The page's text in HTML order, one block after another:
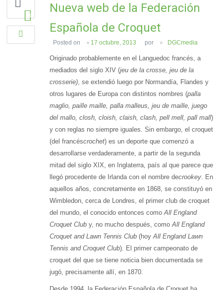
0
Nueva web de la Federación
Española de Croquet
Posted on 17 octubre, 2013 por DGCmedia
Originado probablemente en el Languedoc francés, a
mediados del siglo XIV (jeu de la crosse, jeu de la
crosserie) , se extendió luego por Normandía, Flandes y
otros lugares de Europa con distintos nombres (palla
maglio, paille maille, palla malleus, jeu de maille, juego
del mallo, closh, cloish, claish, clash, pell mell, pall mall)
y con reglas no siempre iguales. Sin embargo, el croquet
(del francéscrochet) es un deporte que comenzó a
desarrollarse verdaderamente, a partir de la segunda
mitad del siglo XIX, en Inglaterra, país al que parece que
llegó procedente de Irlanda con el nombre decrookey . En
aquellos años, concretamente en 1868, se constituyó en
Wimbledon, cerca de Londres, el primer club de croquet
del mundo, el conocido entonces como All England
Croquet Club y, no mucho después, como All England
Croquet and Lawn Tennis Club (hoy All England Lawn
Tennis and Croquet Club). El primer campeonato de
croquet del que se tiene noticia bien documentada se
jugó, precisamente allí, en 1870.